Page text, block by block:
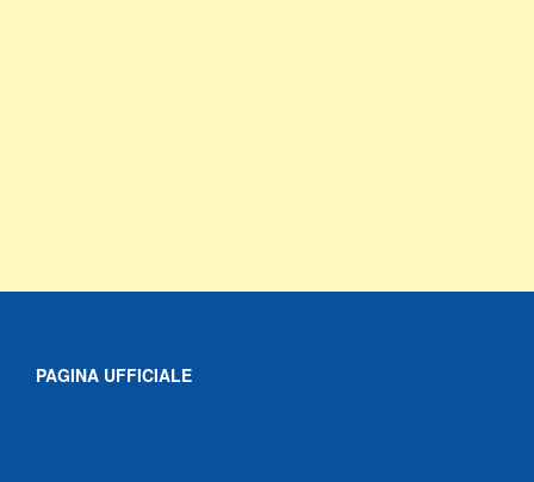
PAGINA UFFICIALE